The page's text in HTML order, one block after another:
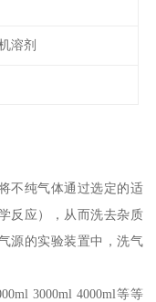
溶剂
不纯气体通过选定的适
反应），从而洗去杂质
源的实验装置中，洗气
3000ml 4000ml等等